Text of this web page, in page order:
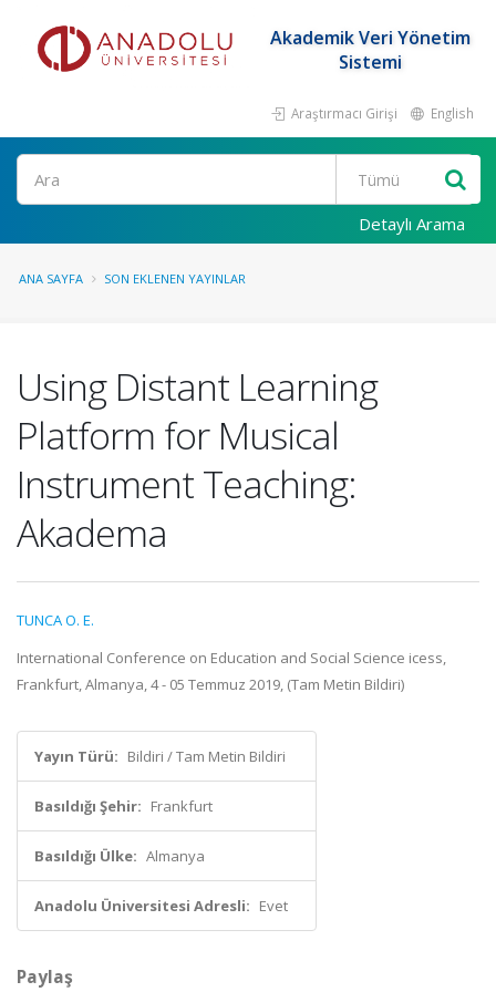
Akademik Veri Yönetim
Sistemi
Araştırmacı Girişi English
Ara
Detaylı Arama
ANA SAYFA SON EKLENEN YAYINLAR
Using Distant Learning
Platform for Musical
Instrument Teaching:
Akadema
TUNCA O. E.
International Conference on Education and Social Science icess,
Frankfurt, Almanya, 4 - 05 Temmuz 2019, (Tam Metin Bildiri)
Yayın Türü: Bildiri / Tam Metin Bildiri
Basıldığı Şehir: Frankfurt
Basıldığı Ülke: Almanya
Anadolu Üniversitesi Adresli: Evet
Paylaş